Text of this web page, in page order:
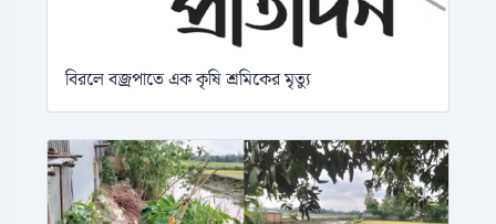
বিরলে বজ্রপাতে এক কৃষি শ্রমিকের মৃত্যু